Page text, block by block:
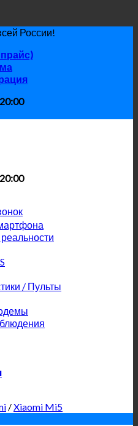
России!
/ Пульты
/Xiaomi Mi5